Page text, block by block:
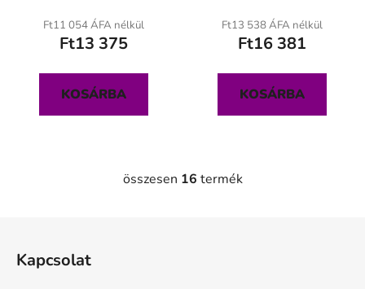
Ft11 054 ÁFA nélkül
Ft13 375
KOSÁRBA
Ft13 538 ÁFA nélkül
Ft16 381
KOSÁRBA
L
összesen 16 termék
Kapcsolat